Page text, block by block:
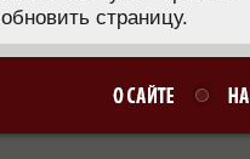
обновить страницу.